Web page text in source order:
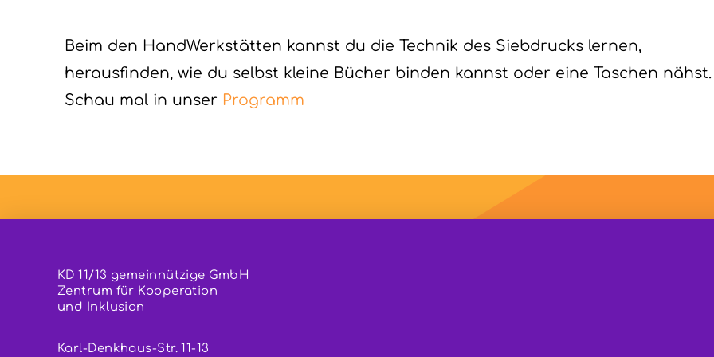
Beim den HandWerkstätten kannst du die Technik des Siebdrucks lernen,
herausfinden, wie du selbst kleine Bücher binden kannst oder eine Taschen nähst.
Schau mal in unser Programm
KD 11/13 gemeinnützige GmbH
Zentrum für Kooperation
und Inklusion
Karl-Denkhaus-Str. 11-13